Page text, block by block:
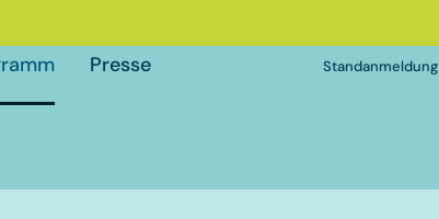
: Presse Standanmeldung